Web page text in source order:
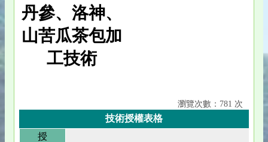
丹參、洛神、
山苦瓜茶包加
工技術
瀏覽次數：781 次
技術授權表格
授